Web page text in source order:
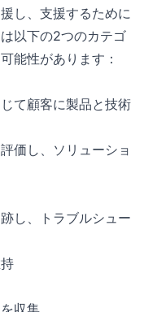
し、支援するために
以下の2つのカテゴ
能性があります：
て顧客に製品と技術
価し、ソリューショ
し、トラブルシュー